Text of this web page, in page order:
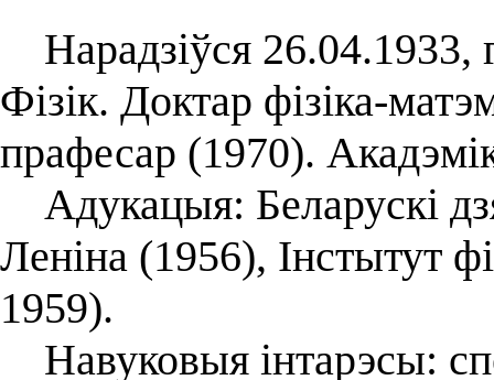
Нарадзіўся 26.04.1933,
Фізік. Доктар фізіка-
прафесар (1970).
Адукацыя: Беларускі
Леніна (1956), Інстытут
1959).
Навуковыя інтарэсы: